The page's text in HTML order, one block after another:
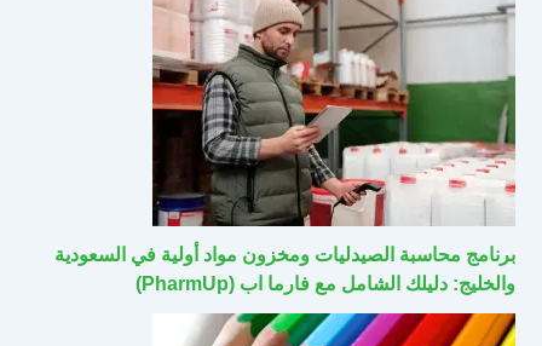
برنامج محاسبة الصيدليات ومخزون مواد أولية في السعودية
والخليج: دليلك الشامل مع فارما اب (PharmUp)